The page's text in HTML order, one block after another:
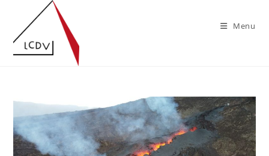
content
Menu